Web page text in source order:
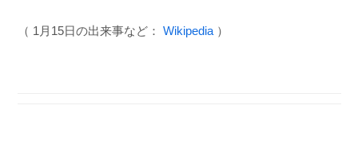
（ 1月15日の出来事など： Wikipedia ）